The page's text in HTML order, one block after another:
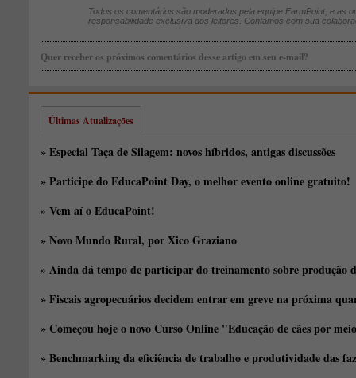
Todos os comentários são moderados pela equipe FarmPoint, e as
responsabilidade exclusiva dos leitores. Contamos com sua
Quer receber os próximos comentários desse artigo em seu e-mail?
Últimas Atualizações
» Especial Taça de Silagem: novos híbridos, antigas discussões
» Participe do EducaPoint Day, o melhor evento online gratuito!
» Vem aí o EducaPoint!
» Novo Mundo Rural, por Xico Graziano
» Ainda dá tempo de participar do treinamento sobre produção
» Fiscais agropecuários decidem entrar em greve na próxima
» Começou hoje o novo Curso Online "Educação de cães por
» Benchmarking da eficiência de trabalho e produtividade das